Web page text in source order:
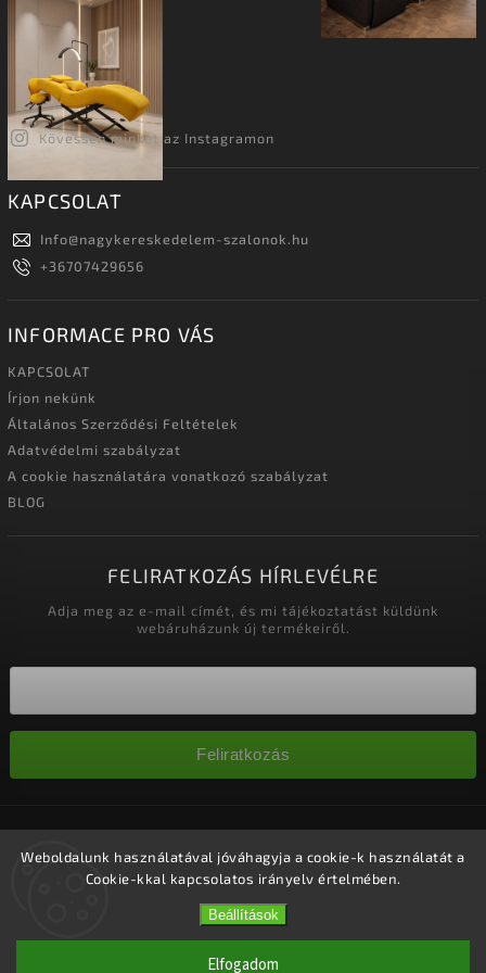
Weboldalunk használatával jóváhagyja a cookie-k használatát a
Cookie-kkal kapcsolatos irányelv értelmében.
Beállítások
Elfogadom
Kövessen minket az Instagramon
KAPCSOLAT
Info@nagykereskedelem-szalonok.hu
+36707429656
INFORMACE PRO VÁS
KAPCSOLAT
Írjon nekünk
Általános Szerződési Feltételek
Adatvédelmi szabályzat
A cookie használatára vonatkozó szabályzat
BLOG
FELIRATKOZÁS HÍRLEVÉLRE
Adja meg az e-mail címét, és mi tájékoztatást küldünk
webáruházunk új termékeiről.
Feliratkozás
fenntartva.
Süti beállítások szerkesztése
Shoptet| DesignShoptak.cz.